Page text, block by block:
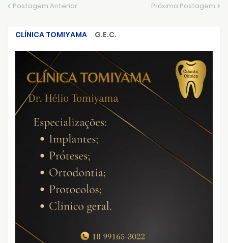
Postagem Anterior Próxima Postagem
CLÍNICA TOMIYAMA
G.E.C.
CRIMES QUE ABALARAM O BRASIL